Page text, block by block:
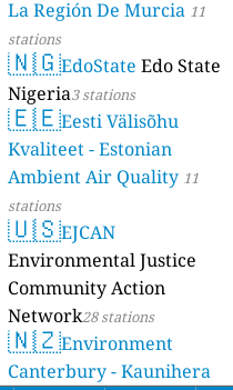
La Región De Murcia 11
stations
🇳🇬EdoState Edo State
Nigeria3 stations
🇪🇪Eesti Välisõhu
Kvaliteet - Estonian
Ambient Air Quality 11
stations
🇺🇸EJCAN
Environmental Justice
Community Action
Network28 stations
🇳🇿Environment
Canterbury - Kaunihera